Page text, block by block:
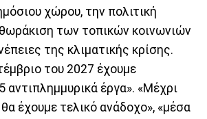
χώρου, την πολιτική
των τοπικών κοινωνιών
της κλιματικής κρίσης.
του 2027 έχουμε
αντιπλημμυρικά έργα». «Μέχρι
έχουμε τελικό ανάδοχο», «μέσα